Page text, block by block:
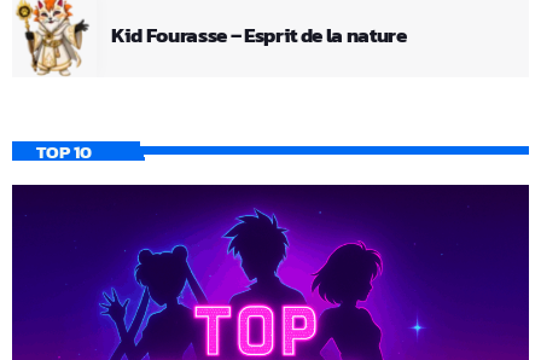
Kid Fourasse – Esprit de la nature
TOP 10